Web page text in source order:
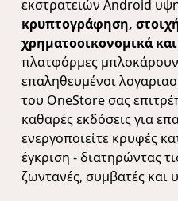
εκστρατειών Android
κρυπτογράφηση,
χρηματοοικονομικά
πλατφόρμες μπλοκάρουν
επαληθευμένοι
του OneStore σας
καθαρές εκδόσεις για
ενεργοποιείτε κρυφές
έγκριση - διατηρώντας
ζωντανές, συμβατές και